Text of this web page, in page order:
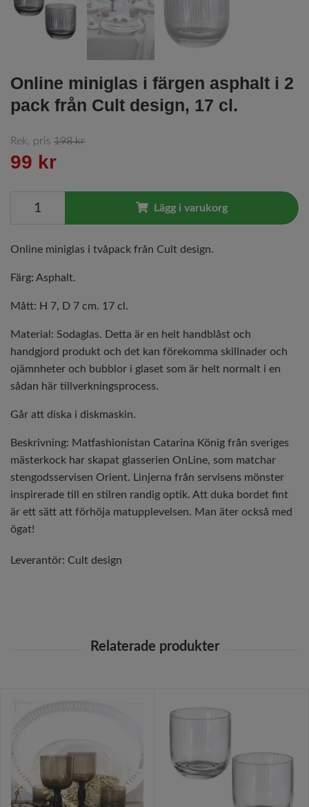
Online miniglas i färgen asphalt i 2
pack från Cult design, 17 cl.
Rek. pris 198 kr
99 kr
Lägg i varukorg
Online miniglas i tvåpack från Cult design.
Färg: Asphalt.
Mått: H 7, D 7 cm. 17 cl.
Material: Sodaglas. Detta är en helt handblåst och
handgjord produkt och det kan förekomma skillnader och
ojämnheter och bubblor i glaset som är helt normalt i en
sådan här tillverkningsprocess.
Går att diska i diskmaskin.
Beskrivning: Matfashionistan Catarina König från sveriges
mästerkock har skapat glasserien OnLine, som matchar
stengodsservisen Orient. Linjerna från servisens mönster
inspirerade till en stilren randig optik. Att duka bordet fint
är ett sätt att förhöja matupplevelsen. Man äter också med
ögat!
Leverantör: Cult design